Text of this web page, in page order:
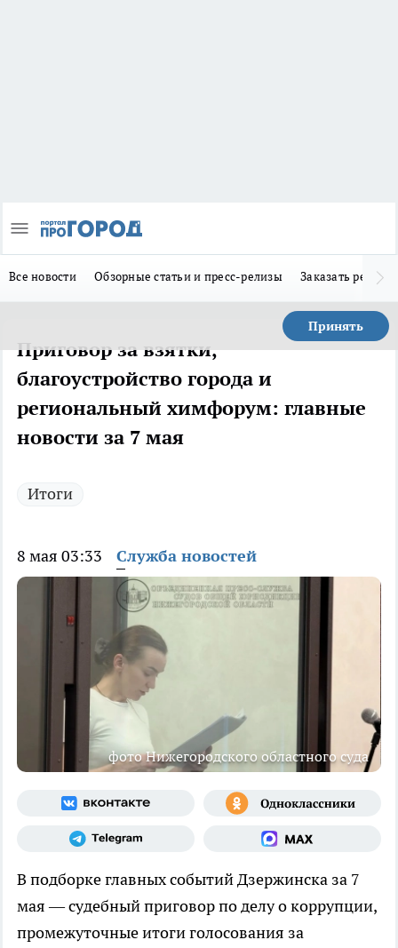
Все новости Обзорные статьи и пресс-релизы Заказать
Принять
Приговор за взятки,
благоустройство города и
региональный химфорум: главные
новости за 7 мая
Итоги
8 мая 03:33 Служба новостей
фото Нижегородского областного суда
В подборке главных событий Дзержинска за 7
мая — судебный приговор по делу о коррупции,
промежуточные итоги голосования за